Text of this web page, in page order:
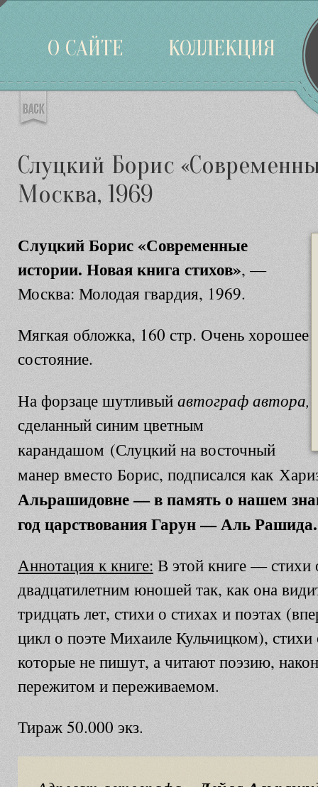
О САЙТЕ КОЛЛЕКЦИЯ
Слуцкий Борис
Москва, 1969
Слуцкий Борис «Современные
истории. Новая книга стихов», —
Москва: Молодая гвардия, 1969.
Мягкая обложка, 160 стр. Очень хорошее
состояние.
На форзаце шутливыйавтограф автора,
сделанный синим цветным
карандашом (Слуцкий на восточный
манер вместо Борис, подписался как
Альрашидовне — в память о нашем
год царствования Гарун — Аль
Аннотация к книге: В этой книге — стихи
двадцатилетним юношей так, как она
тридцать лет, стихи о стихах и поэтах
цикл о поэте Михаиле Кульчицком),
которые не пишут, а читают поэзию,
пережитом и переживаемом.
Тираж 50.000 экз.